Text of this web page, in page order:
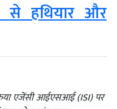
से हथियार और
एजेंसी आईएसआई (ISI) पर